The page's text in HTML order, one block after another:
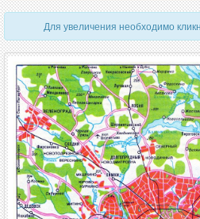
Для увеличения необходимо